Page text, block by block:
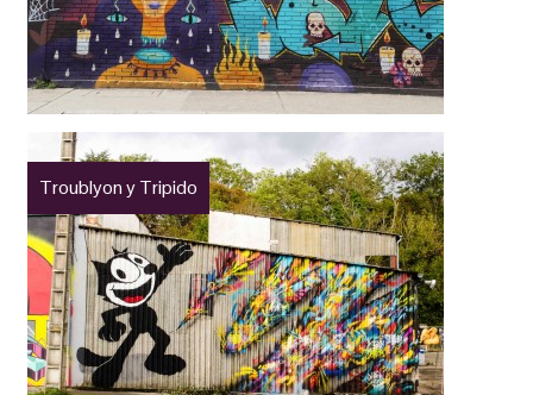
Troublyon y Tripido